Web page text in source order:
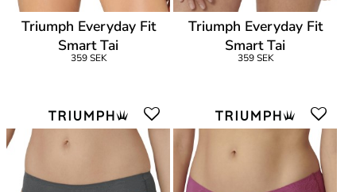
Triumph Everyday Fit
Smart Tai
359 SEK
Triumph Everyday Fit
Smart Tai
359 SEK